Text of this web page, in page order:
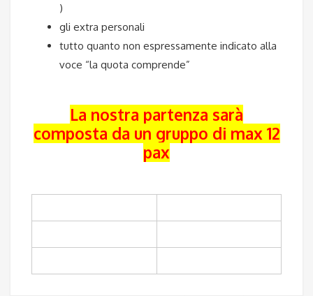
)
gli extra personali
tutto quanto non espressamente indicato alla
voce “la quota comprende”
La nostra partenza sarà
composta da un gruppo di max 12
pax